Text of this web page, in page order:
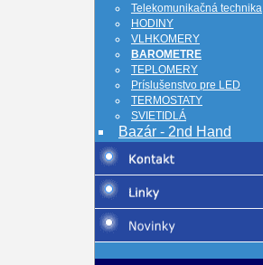
Telekomunikačná technika
HODINY
VLHKOMERY
BAROMETRE
TEPLOMERY
Príslušenstvo pre LED
TERMOSTATY
SVIETIDLÁ
Bazár - 2nd Hand